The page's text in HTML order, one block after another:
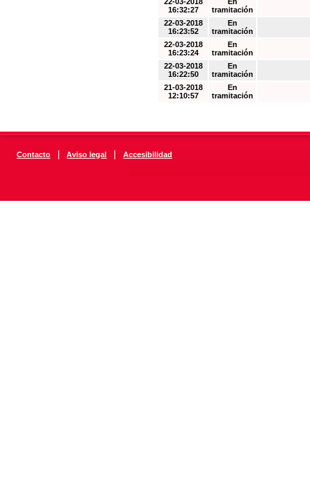
16:32:27
tramitación
22-03-2018
16:23:52
En
tramitación
22-03-2018
16:23:24
En
tramitación
22-03-2018
16:22:50
En
tramitación
21-03-2018
12:10:57
En
tramitación
Contacto | Aviso legal | Accesibilidad